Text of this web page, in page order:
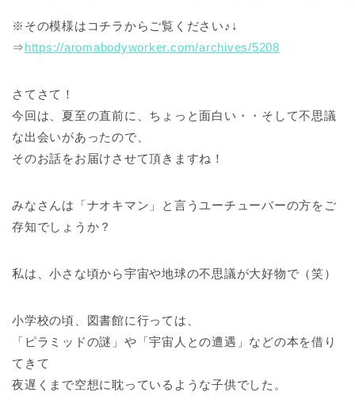
※その模様はコチラからご覧ください♪↓
⇒https://aromabodyworker.com/archives/5208
さてさて！
今回は、夏至の直前に、ちょっと面白い・・そして不思議
な出会いがあったので、
そのお話をお届けさせて頂きますね！
みなさんは「ナオキマン」と言うユーチューバーの方をご
存知でしょうか？
私は、小さな頃から宇宙や地球の不思議が大好物で（笑）
小学校の頃、図書館に行っては、
「ピラミッドの謎」や「宇宙人との遭遇」などの本を借り
てきて
夜遅くまで空想に耽っているような子供でした。